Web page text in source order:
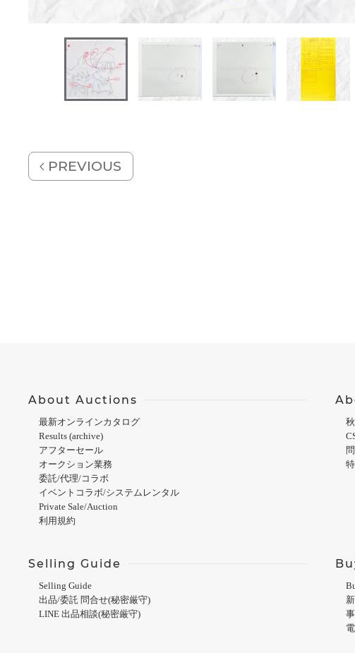
PREVIOUS
About Auctions
最新オンラインカタログ
Results (archive)
アフターセール
オークション業務
委託/代理/コラボ
イベントコラボ/システムレンタル
Private Sale/Auction
利用規約
Selling Guide
Selling Guide
出品/委託 問合せ(秘密厳守)
LINE 出品相談(秘密厳守)